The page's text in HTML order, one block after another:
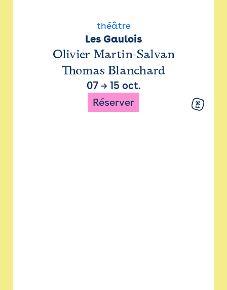
théâtre
Les Gaulois
Olivier Martin-Salvan
Thomas Blanchard
07→ 15 oct.
Réserver